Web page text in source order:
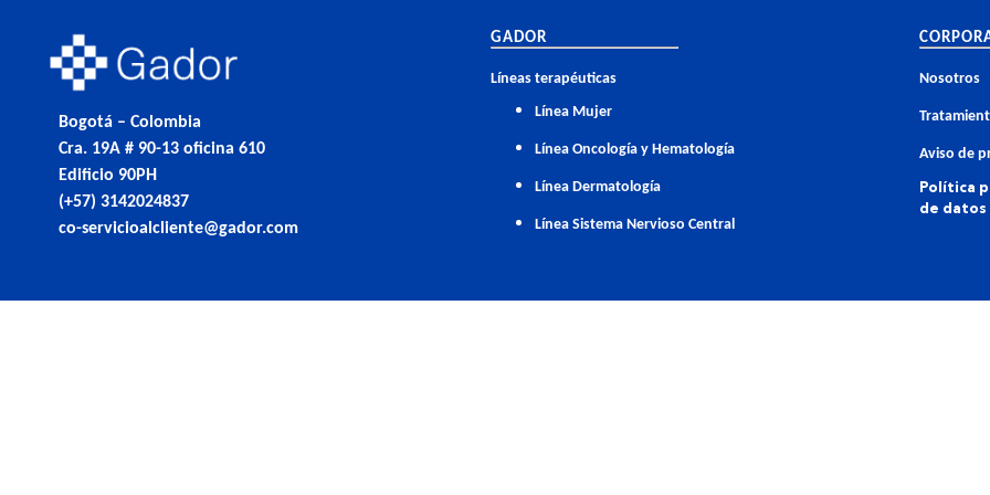
Bogotá – Colombia
Cra. 19A # 90-13 oficina 610
Edificio 90PH
(+57) 3142024837
co-servicioalcliente@gador.com
GADOR
Líneas terapéuticas
Línea Mujer
Línea Oncología y Hematología
Línea Dermatología
Línea Sistema Nervioso Central
Nosotros
Aviso de
Política
de datos